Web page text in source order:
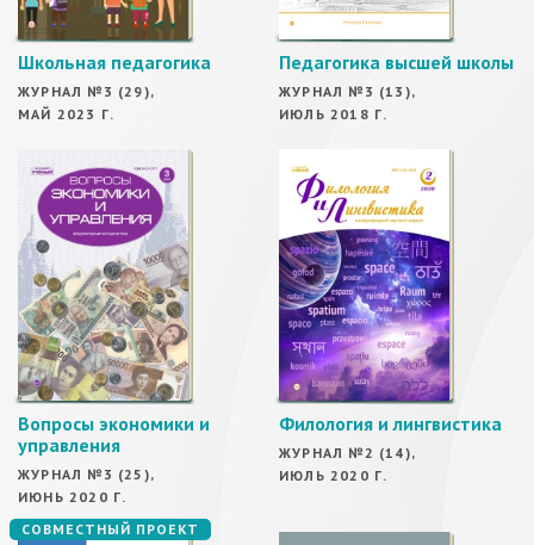
Школьная педагогика
ЖУРНАЛ №3 (29),
МАЙ 2023 Г.
Педагогика высшей школы
ЖУРНАЛ №3 (13),
ИЮЛЬ 2018 Г.
Вопросы экономики и
управления
ЖУРНАЛ №3 (25),
ИЮНЬ 2020 Г.
Филология и лингвистика
ЖУРНАЛ №2 (14),
ИЮЛЬ 2020 Г.
СОВМЕСТНЫЙ ПРОЕКТ